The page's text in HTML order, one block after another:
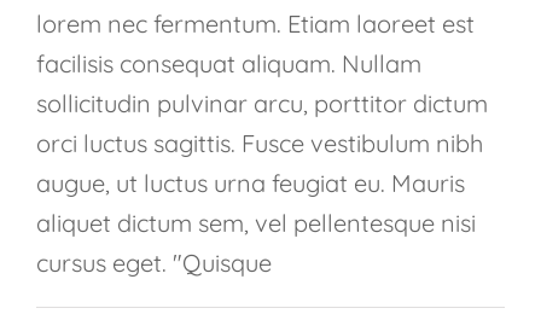
lorem nec fermentum. Etiam laoreet est
facilisis consequat aliquam. Nullam
sollicitudin pulvinar arcu, porttitor dictum
orci luctus sagittis. Fusce vestibulum nibh
augue, ut luctus urna feugiat eu. Mauris
aliquet dictum sem, vel pellentesque nisi
cursus eget. "Quisque